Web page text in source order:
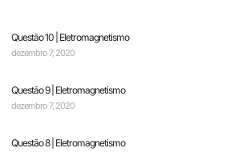
Questão 10 | Eletromagnetismo
dezembro 7, 2020
Questão 9 | Eletromagnetismo
dezembro 7, 2020
Questão 8 | Eletromagnetismo